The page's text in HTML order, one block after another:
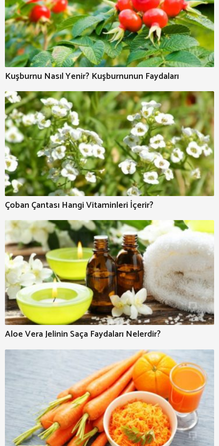
Kuşburnu Nasıl Yenir? Kuşburnunun Faydaları
Çoban Çantası Hangi Vitaminleri İçerir?
Aloe Vera Jelinin Saça Faydaları Nelerdir?